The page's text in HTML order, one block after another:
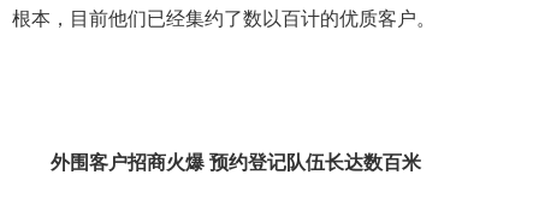
根本，目前他们已经集约了数以百计的优质客户。
外围客户招商火爆 预约登记队伍长达数百米